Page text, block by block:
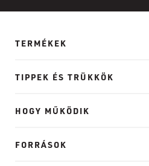
TERMÉKEK
TIPPEK ÉS TRÜKKÖK
HOGY MŰKÖDIK
FORRÁSOK